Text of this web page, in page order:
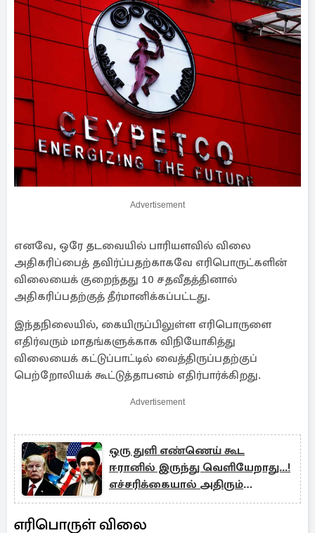
Advertisement
எனவே, ஒரே தடவையில் பாரியளவில் விலை
அதிகரிப்பைத் தவிர்ப்பதற்காகவே எரிபொருட்களின்
விலையைக் குறைந்தது 10 சதவீதத்தினால்
அதிகரிப்பதற்குத் தீர்மானிக்கப்பட்டது.
இந்தநிலையில், கையிருப்பிலுள்ள எரிபொருளை
எதிர்வரும் மாதங்களுக்காக விநியோகித்து
விலையைக் கட்டுப்பாட்டில் வைத்திருப்பதற்குப்
பெற்றோலியக் கூட்டுத்தாபனம் எதிர்பார்க்கிறது.
Advertisement
ஒரு துளி எண்ணெய் கூட
ஈரானில் இருந்து வெளியேறாது...!
எச்சரிக்கையால் அதிரும்
சர்வதேசம்
எரிபொருள் விலை